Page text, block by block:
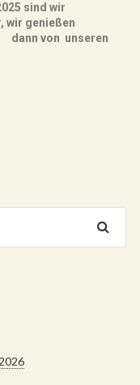
sind wir
wir genießen
von unseren